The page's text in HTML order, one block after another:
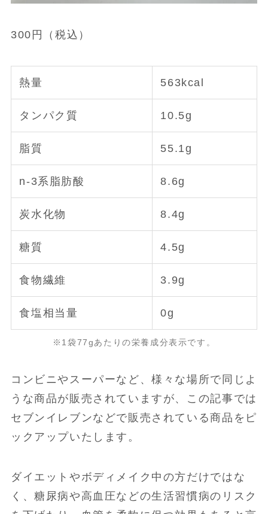
300円（税込）
熱量 563kcal
タンパク質 10.5g
脂質 55.1g
n-3系脂肪酸 8.6g
炭水化物 8.4g
糖質 4.5g
食物繊維 3.9g
食塩相当量 0g
※1袋77gあたりの栄養成分表示です。
コンビニやスーパーなど、様々な場所で同じよ
うな商品が販売されていますが、この記事では
セブンイレブンなどで販売されている商品をピ
ックアップいたします。
ダイエットやボディメイク中の方だけではな
く、糖尿病や高血圧などの生活習慣病のリスク